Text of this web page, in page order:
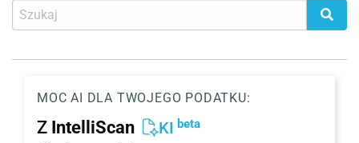
MOC AI DLA TWOJEGO PODATKU:
Z IntelliScan KI beta